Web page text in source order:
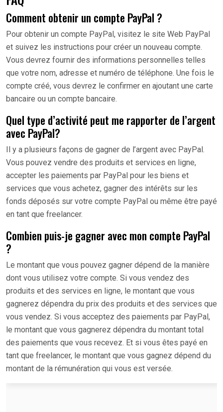
Comment obtenir un compte PayPal ?
Pour obtenir un compte PayPal, visitez le site Web PayPal
et suivez les instructions pour créer un nouveau compte.
Vous devrez fournir des informations personnelles telles
que votre nom, adresse et numéro de téléphone. Une fois le
compte créé, vous devrez le confirmer en ajoutant une carte
bancaire ou un compte bancaire.
Quel type d’activité peut me rapporter de l’argent
avec PayPal?
Il y a plusieurs façons de gagner de l’argent avec PayPal.
Vous pouvez vendre des produits et services en ligne,
accepter les paiements par PayPal pour les biens et
services que vous achetez, gagner des intérêts sur les
fonds déposés sur votre compte PayPal ou même être payé
en tant que freelancer.
Combien puis-je gagner avec mon compte PayPal
?
Le montant que vous pouvez gagner dépend de la manière
dont vous utilisez votre compte. Si vous vendez des
produits et des services en ligne, le montant que vous
gagnerez dépendra du prix des produits et des services que
vous vendez. Si vous acceptez des paiements par PayPal,
le montant que vous gagnerez dépendra du montant total
des paiements que vous recevez. Et si vous êtes payé en
tant que freelancer, le montant que vous gagnez dépend du
montant de la rémunération qui vous est versée.